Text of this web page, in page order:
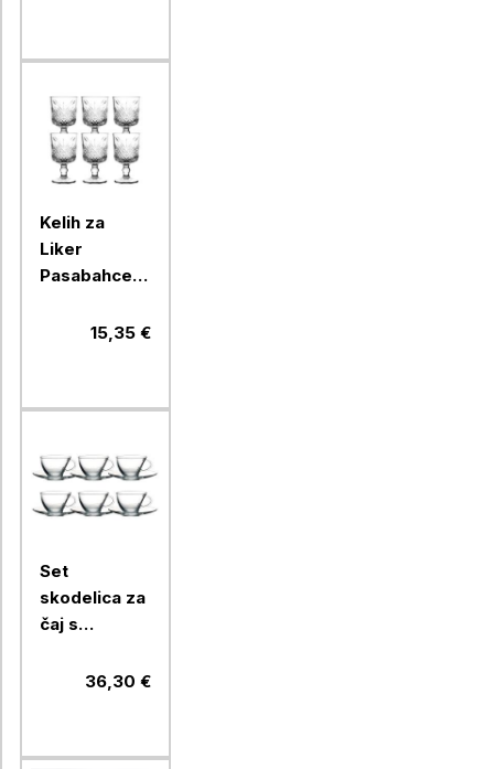
Kelih za
Liker
Pasabahce
ml, 6 kos,15,35 €
Set
skodelica za
čaj s
Pasabahce
kos, steklo
36,30 €